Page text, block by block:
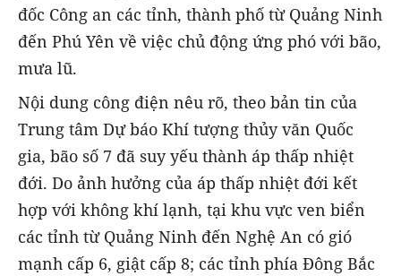
đốc Công an các tỉnh, thành phố từ Quảng Ninh
đến Phú Yên về việc chủ động ứng phó với bão,
mưa lũ.
Nội dung công điện nêu rõ, theo bản tin của
Trung tâm Dự báo Khí tượng thủy văn Quốc
gia, bão số 7 đã suy yếu thành áp thấp nhiệt
đới. Do ảnh hưởng của áp thấp nhiệt đới kết
hợp với không khí lạnh, tại khu vực ven biển
các tỉnh từ Quảng Ninh đến Nghệ An có gió
mạnh cấp 6, giật cấp 8; các tỉnh phía Đông Bắc